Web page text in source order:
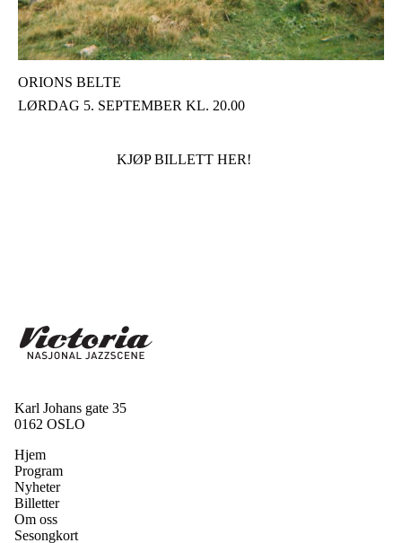
ORIONS BELTE
LØRDAG 5. SEPTEMBER KL. 20.00
KJØP BILLETT HER!
Karl Johans gate 35
0162 OSLO
Hjem
Program
Nyheter
Billetter
Om oss
Sesongkort